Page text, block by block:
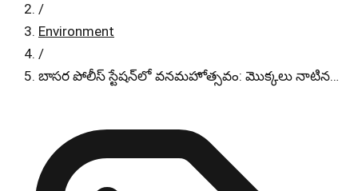
/
Environment
/
బాసర పోలీస్ స్టేషన్‌లో వనమహోత్సవం: మొక్కలు నాటిన…